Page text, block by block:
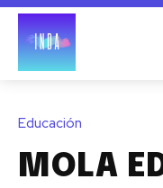
Educación
MOLA